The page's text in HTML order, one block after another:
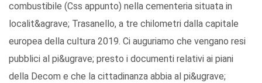
combustibile (Css appunto) nella cementeria situata in
localit&agrave; Trasanello, a tre chilometri dalla capitale
europea della cultura 2019. Ci auguriamo che vengano resi
pubblici al pi&ugrave; presto i documenti relativi ai piani
della Decom e che la cittadinanza abbia al pi&ugrave;